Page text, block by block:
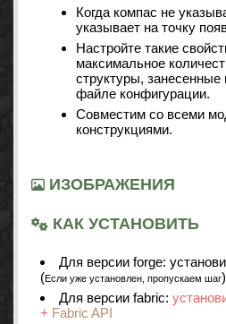
Когда компас не
указывает на точку
Настройте такие
максимальное
структуры, занесенные
файле конфигурации.
Совместим со всеми
конструкциями.
ИЗОБРАЖЕНИЯ
КАК УСТАНОВИТЬ
Для версии forge:
(Если уже установлен, пропускаем шаг)
Для версии fabric:
+ Fabric API